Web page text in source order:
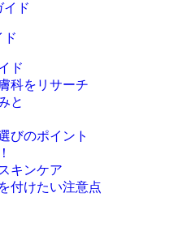
イド
ド
科をリサーチ
と
びのポイント
キンケア
付けたい注意点